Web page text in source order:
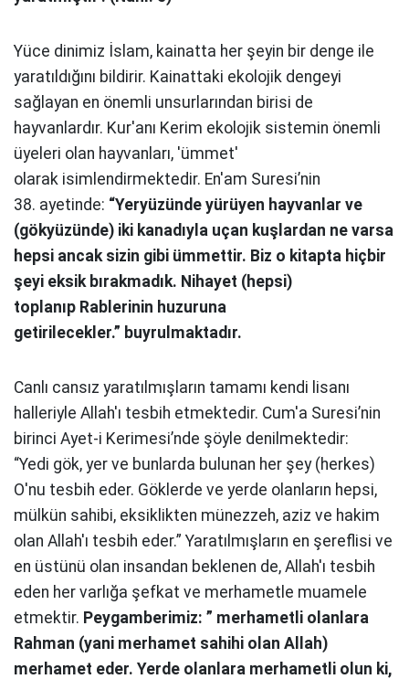
Yüce dinimiz İslam, kainatta her şeyin bir denge ile
yaratıldığını bildirir. Kainattaki ekolojik dengeyi
sağlayan en önemli unsurlarından birisi de
hayvanlardır. Kur'anı Kerim ekolojik sistemin önemli
üyeleri olan hayvanları, 'ümmet'
olarak isimlendirmektedir. En'am Suresi’nin
38. ayetinde: “Yeryüzünde yürüyen hayvanlar ve
(gökyüzünde) iki kanadıyla uçan kuşlardan ne varsa
hepsi ancak sizin gibi ümmettir. Biz o kitapta hiçbir
şeyi eksik bırakmadık. Nihayet (hepsi)
toplanıp Rablerinin huzuruna
getirilecekler.” buyrulmaktadır.
Canlı cansız yaratılmışların tamamı kendi lisanı
halleriyle Allah'ı tesbih etmektedir. Cum'a Suresi’nin
birinci Ayet-i Kerimesi’nde şöyle denilmektedir:
“Yedi gök, yer ve bunlarda bulunan her şey (herkes)
O'nu tesbih eder. Göklerde ve yerde olanların hepsi,
mülkün sahibi, eksiklikten münezzeh, aziz ve hakim
olan Allah'ı tesbih eder.” Yaratılmışların en şereflisi ve
en üstünü olan insandan beklenen de, Allah'ı tesbih
eden her varlığa şefkat ve merhametle muamele
etmektir. Peygamberimiz: ” merhametli olanlara
Rahman (yani merhamet sahihi olan Allah)
merhamet eder. Yerde olanlara merhametli olun ki,